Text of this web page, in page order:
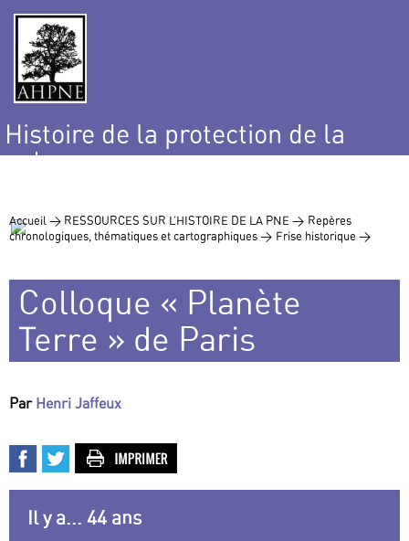
Histoire de la protection de la
nature
Accueil > RESSOURCES SUR L’HISTOIRE DE LA PNE > Repères
chronologiques, thématiques et cartographiques > Frise historique >
Colloque « Planète
Terre » de Paris
Par Henri Jaffeux
Il y a... 44 ans